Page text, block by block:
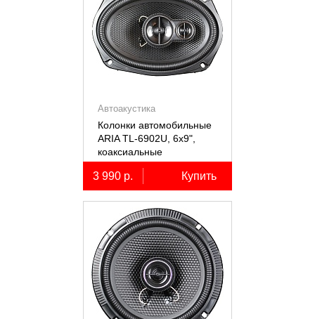
Автоакустика
Колонки автомобильные
ARIA TL-6902U, 6х9",
коаксиальные
трёхполосные, 2 шт.
3 990 р. Купить